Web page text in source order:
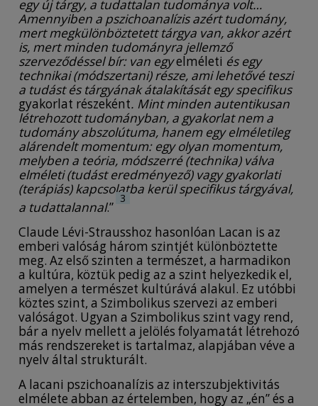
egy új tárgy, a tudattalan tudománya volt…
Amennyiben a pszichoanalízis azért tudomány,
mert megkülönböztetett tárgya van, akkor azért
is, mert minden tudományra jellemző
szerveződéssel bír: van egyelméleti és egy
technikai (módszertani) része, ami lehetővé teszi
a tudást és tárgyának átalakítását egy specifikus
gyakorlat részeként. Mint minden autentikusan
létrehozott tudományban, a gyakorlat nem a
tudomány abszolútuma, hanem egy elméletileg
alárendelt momentum: egy olyan momentum,
melyben a teória, módszerré (technika) válva
elméleti (tudást eredményező) vagy gyakorlati
(terápiás) kapcsolatba kerül specifikus tárgyával,
a tudattalannal.”
3
Claude Lévi-Strausshoz hasonlóan Lacan is az
emberi valóság három szintjét különböztette
meg. Az első szinten a természet, a harmadikon
a kultúra, köztük pedig az a szint helyezkedik el,
amelyen a természet kultúrává alakul. Ez utóbbi
köztes szint, a Szimbolikus szervezi az emberi
valóságot. Ugyan a Szimbolikus szint vagy rend,
bár a nyelv mellett a jelölés folyamatát létrehozó
más rendszereket is tartalmaz, alapjában véve a
nyelv által strukturált.
A lacani pszichoanalízis az interszubjektivitás
elmélete abban az értelemben, hogy az „én” és a